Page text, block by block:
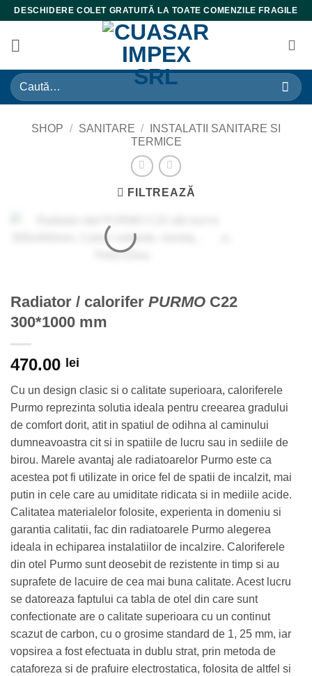
Skip
content
DESCHIDERE COLET GRATUITĂ LA TOATE COMENZILE FRAGILE
Caută
după:
SHOP / SANITARE /
INSTALATII SANITARE SI
TERMICE
FILTREAZĂ
Radiator / calorifer PURMO C22
300*1000 mm
470.00 lei
Cu un design clasic si o calitate superioara, caloriferele
Purmo reprezinta solutia ideala pentru creearea gradului
de comfort dorit, atit in spatiul de odihna al caminului
dumneavoastra cit si in spatiile de lucru sau in sediile de
birou. Marele avantaj ale radiatoarelor Purmo este ca
acestea pot fi utilizate in orice fel de spatii de incalzit, mai
putin in cele care au umiditate ridicata si in mediile acide.
Calitatea materialelor folosite, experienta in domeniu si
garantia calitatii, fac din radiatoarele Purmo alegerea
ideala in echiparea instalatiilor de incalzire. Caloriferele
din otel Purmo sunt deosebit de rezistente in timp si au
suprafete de lacuire de cea mai buna calitate. Acest lucru
se datoreaza faptului ca tabla de otel din care sunt
confectionate are o calitate superioara cu un continut
scazut de carbon, cu o grosime standard de 1, 25 mm, iar
vopsirea a fost efectuata in dublu strat, prin metoda de
cataforeza si de prafuire electrostatica, folosita de altfel si